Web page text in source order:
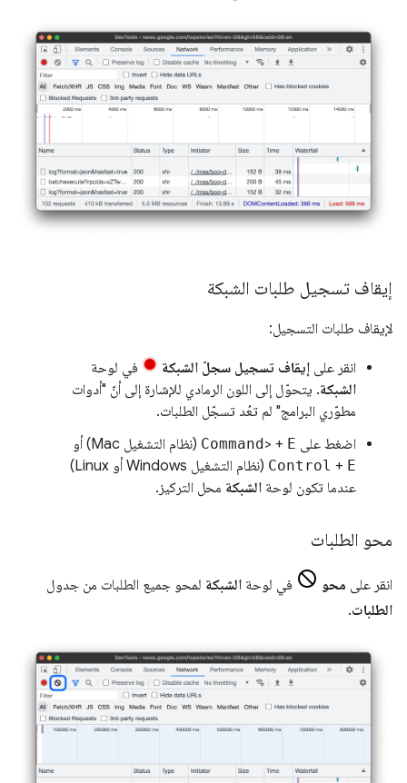
إيقاف تسجيل طلبات الشبكة
لإيقاف طلبات التسجيل:
انقر على إيقاف تسجيل سجلّ الشبكة
في لوحة
الشبكة. يتحوّل إلى اللون الرمادي للإشارة إلى أنّ "أدوات
مطوّري البرامج" لم تعُد تسجّل الطلبات.
اضغط على
Command > + E (نظام التشغيل Mac) أو
Control + E
(نظام التشغيل Windows أو Linux)
عندما تكون لوحة الشبكة محل التركيز.
محو الطلبات
انقر على محو في لوحة الشبكة لمحو جميع الطلبات من جدول
الطلبات.